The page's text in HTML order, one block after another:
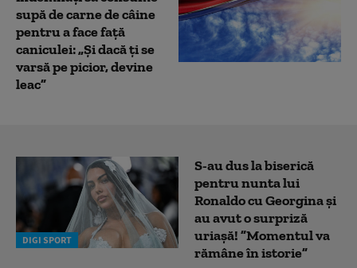
supă de carne de câine
pentru a face față
caniculei: „Și dacă ţi se
varsă pe picior, devine
leac”
DIGI SPORT
S-au dus la biserică
pentru nunta lui
Ronaldo cu Georgina și
au avut o surpriză
uriașă! ”Momentul va
rămâne în istorie”